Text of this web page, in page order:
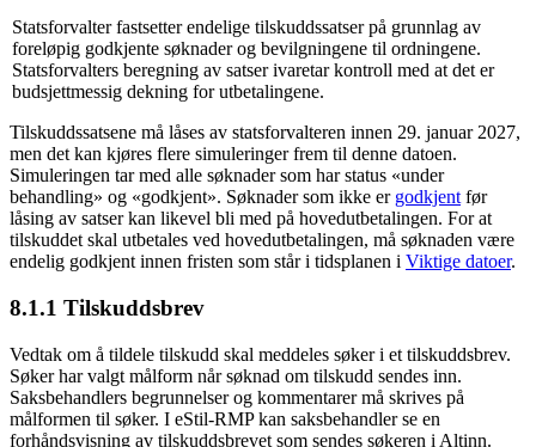
Statsforvalter fastsetter endelige tilskuddssatser på grunnlag av
foreløpig godkjente søknader og bevilgningene til ordningene.
Statsforvalters beregning av satser ivaretar kontroll med at det er
budsjettmessig dekning for utbetalingene.
Tilskuddssatsene må låses av statsforvalteren innen 29. januar 2027,
men det kan kjøres flere simuleringer frem til denne datoen.
Simuleringen tar med alle søknader som har status «under
behandling» og «godkjent». Søknader som ikke er godkjent før
låsing av satser kan likevel bli med på hovedutbetalingen. For at
tilskuddet skal utbetales ved hovedutbetalingen, må søknaden være
endelig godkjent innen fristen som står i tidsplanen i Viktige datoer.
8.1.1 Tilskuddsbrev
Vedtak om å tildele tilskudd skal meddeles søker i et tilskuddsbrev.
Søker har valgt målform når søknad om tilskudd sendes inn.
Saksbehandlers begrunnelser og kommentarer må skrives på
målformen til søker. I eStil-RMP kan saksbehandler se en
forhåndsvisning av tilskuddsbrevet som sendes søkeren i Altinn.